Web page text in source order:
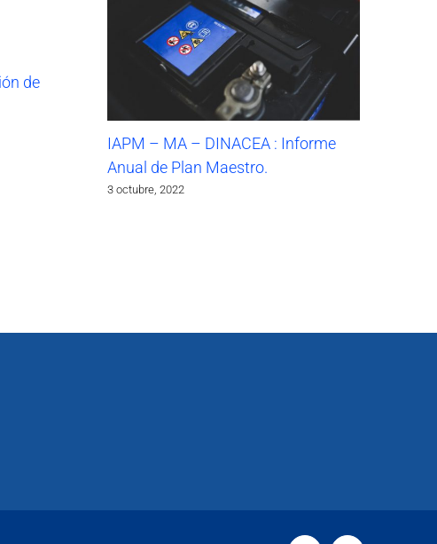
de
IAPM – MA – DINACEA : Informe
Anual de Plan Maestro.
3 octubre, 2022